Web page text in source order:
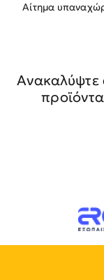
Αίτημα
Ανακαλύψτε